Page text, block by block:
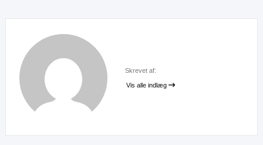
Skrevet af:
Vis alle indlæg